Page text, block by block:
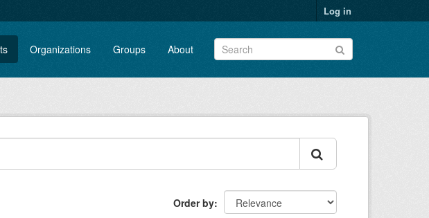
Log in
Organizations Groups About
Order by